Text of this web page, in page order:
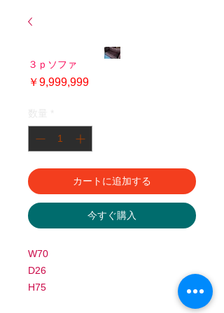
３ｐソファ
￥9,999,999価
カートに追加する
今すぐ購入
W70
D26
H75